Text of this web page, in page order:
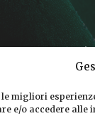
migliori
e/o accedere alle
COOKIE